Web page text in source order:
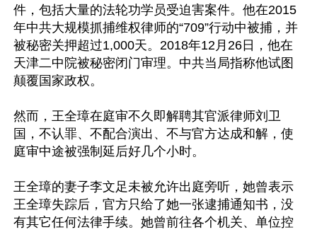
件，包括大量的法轮功学员受迫害案件。他在2015
年中共大规模抓捕维权律师的“709”行动中被捕，并
被秘密关押超过1,000天。2018年12月26日，他在
天津二中院被秘密闭门审理。中共当局指称他试图
颠覆国家政权。
然而，王全璋在庭审不久即解聘其官派律师刘卫
国，不认罪、不配合演出、不与官方达成和解，使
庭审中途被强制延后好几个小时。
王全璋的妻子李文足未被允许出庭旁听，她曾表示
王全璋失踪后，官方只给了她一张逮捕通知书，没
有其它任何法律手续。她曾前往各个机关、单位控